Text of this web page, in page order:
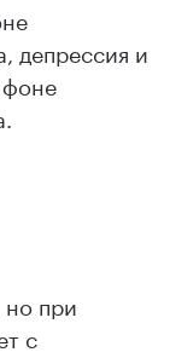
депрессия и
фоне
но при
с